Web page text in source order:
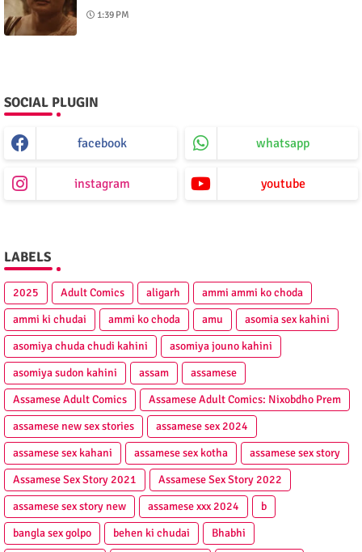
1:39 PM
SOCIAL PLUGIN
facebook whatsapp
instagram youtube
LABELS
2025 Adult Comics aligarh
ammi ammi ko choda
ammi ki chudai
ammi ko choda amu
asomia sex kahini
asomiya chuda chudi kahini
asomiya jouno kahini
asomiya sudon kahini
assam
assamese
Assamese Adult Comics
Assamese Adult Comics: Nixobdho Prem
assamese new sex stories
assamese sex 2024
assamese sex kahani
assamese sex kotha
assamese sex story
Assamese Sex Story 2021
Assamese Sex Story 2022
assamese sex story new
assamese xxx 2024
b
bangla sex golpo
behen ki chudai
Bhabhi